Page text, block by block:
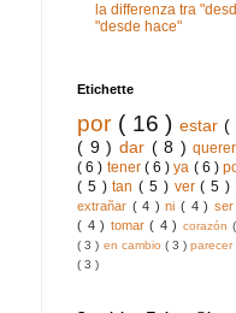
la differenza tra
"desde hace"
Etichette
por ( 16 ) estar (
( 9 ) dar ( 8 )
( 6 ) tener ( 6 )ya ( 6 )
( 5 )tan( 5 ) ver( 5 )
extrañar ( 4 )ni ( 4 )
( 4 ) tomar( 4 ) corazón
( 3 ) en cambio ( 3 )parecer
( 3 )